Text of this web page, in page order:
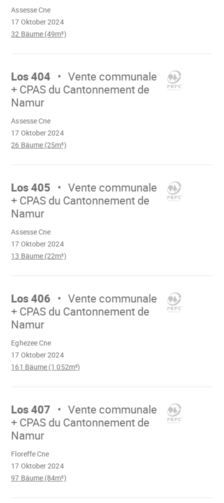
17 Oktober 2024
Assesse Cne
32 Bäume (49m³)
Mach
Los 404
Vente communale
+ CPAS du Cantonnement de
Namur
17 Oktober 2024
Assesse Cne
26 Bäume (25m³)
Mach
Los 405
Vente communale
+ CPAS du Cantonnement de
Namur
17 Oktober 2024
Assesse Cne
13 Bäume (22m³)
Mach
Los 406
Vente communale
+ CPAS du Cantonnement de
Namur
17 Oktober 2024
Eghezee Cne
161 Bäume (1 052m³)
Mach
Los 407
Vente communale
+ CPAS du Cantonnement de
Namur
17 Oktober 2024
Floreffe Cne
97 Bäume (84m³)